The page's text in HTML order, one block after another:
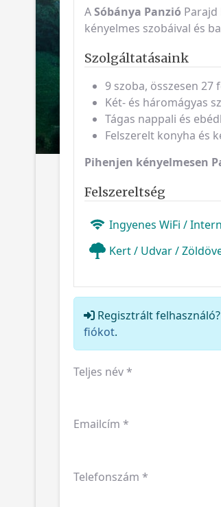
ASóbánya Panzió
kényelmes szobáival és
Szolgáltatásaink
9 szoba, összesen 27
Két- és háromágyas
Tágas nappali és
Felszerelt konyha és
Pihenjen kényelmesen
Felszereltség
Ingyenes WiFi /
Kert / Udvar /
Regisztrált
fiókot.
Teljes név*
Emailcím *
Telefonszám *